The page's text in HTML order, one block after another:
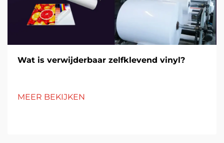
Wat is verwijderbaar zelfklevend vinyl?
MEER BEKIJKEN